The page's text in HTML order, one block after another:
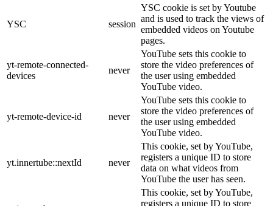
YSC session
YSC cookie is set by Youtube
and is used to track the views of
embedded videos on Youtube
pages.
yt-remote-connected-
devices
never
YouTube sets this cookie to
store the video preferences of
the user using embedded
YouTube video.
yt-remote-device-id never
YouTube sets this cookie to
store the video preferences of
the user using embedded
YouTube video.
yt.innertube::nextId never
This cookie, set by YouTube,
registers a unique ID to store
data on what videos from
YouTube the user has seen.
This cookie, set by YouTube,
registers a unique ID to store